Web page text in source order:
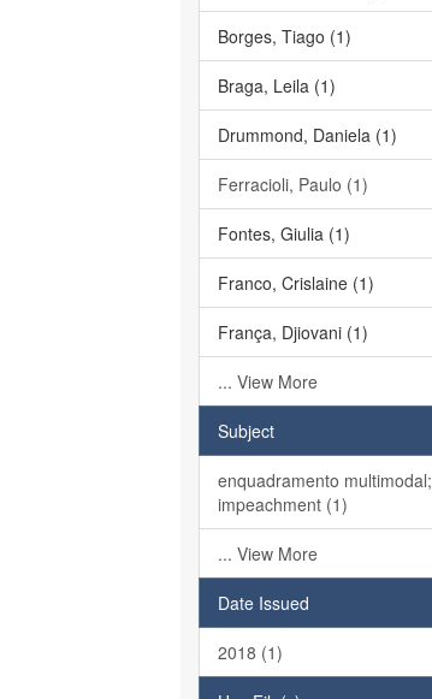
Borges, Tiago (1)
Braga, Leila (1)
Drummond, Daniela (1)
Ferracioli, Paulo (1)
Fontes, Giulia (1)
Franco, Crislaine (1)
França, Djiovani (1)
... View More
Subject
enquadramento multimodal;
impeachment (1)
... View More
Date Issued
2018 (1)